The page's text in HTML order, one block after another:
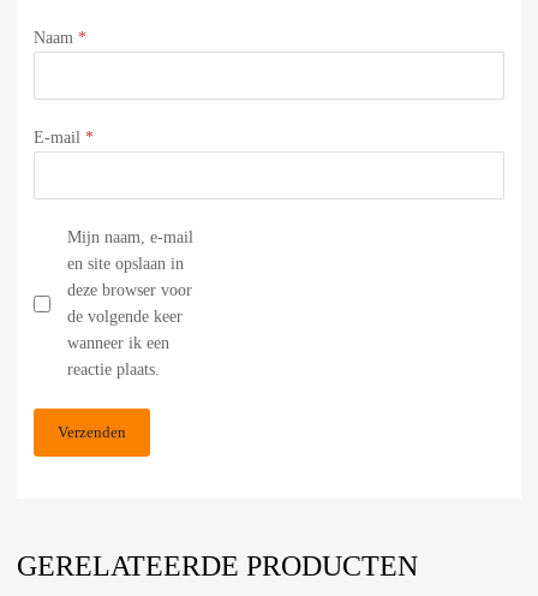
Naam *
E-mail *
Mijn naam, e-mail
en site opslaan in
deze browser voor
de volgende keer
wanneer ik een
reactie plaats.
GERELATEERDE PRODUCTEN